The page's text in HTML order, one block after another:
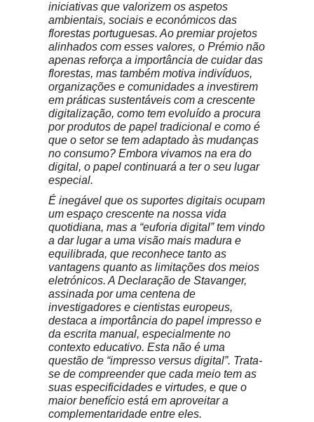
iniciativas que valorizem os aspetos
ambientais, sociais e económicos das
florestas portuguesas. Ao premiar projetos
alinhados com esses valores, o Prémio não
apenas reforça a importância de cuidar das
florestas, mas também motiva indivíduos,
organizações e comunidades a investirem
em práticas sustentáveis com a crescente
digitalização, como tem evoluído a procura
por produtos de papel tradicional e como é
que o setor se tem adaptado às mudanças
no consumo? Embora vivamos na era do
digital, o papel continuará a ter o seu lugar
especial.
É inegável que os suportes digitais ocupam
um espaço crescente na nossa vida
quotidiana, mas a “euforia digital” tem vindo
a dar lugar a uma visão mais madura e
equilibrada, que reconhece tanto as
vantagens quanto as limitações dos meios
eletrónicos. A Declaração de Stavanger,
assinada por uma centena de
investigadores e cientistas europeus,
destaca a importância do papel impresso e
da escrita manual, especialmente no
contexto educativo. Esta não é uma
questão de “impresso versus digital”. Trata-
se de compreender que cada meio tem as
suas especificidades e virtudes, e que o
maior benefício está em aproveitar a
complementaridade entre eles.